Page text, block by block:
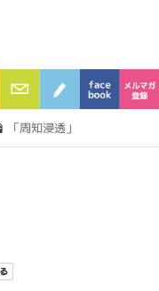
0120-36-2023
お問合わせフォー
ブログ
「周知浸透」